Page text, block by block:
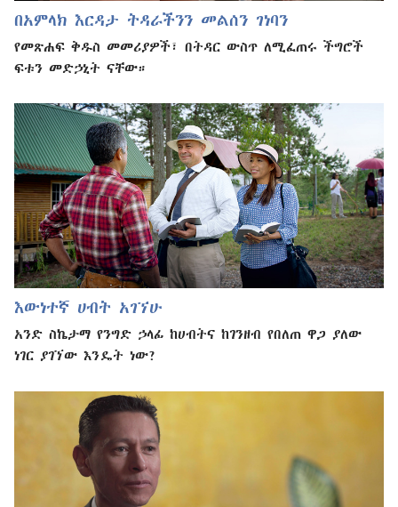
በአምላክ እርዳታ ትዳራችንን መልሰን ገነባን
የመጽሐፍ ቅዱስ መመሪያዎች፣ በትዳር ውስጥ ለሚፈጠሩ ችግሮች
ፍቱን መድኃኒት ናቸው።
እውነተኛ ሀብት አገኘሁ
አንድ ስኬታማ የንግድ ኃላፊ ከሀብትና ከገንዘብ የበለጠ ዋጋ ያለው
ነገር ያገኘው እንዴት ነው?